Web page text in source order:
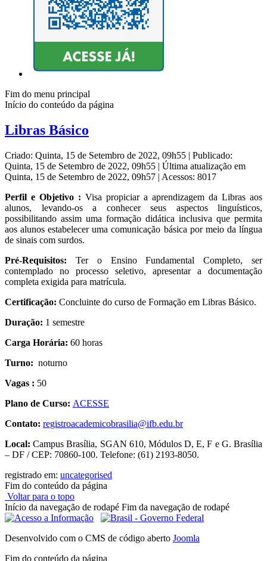
Fim do menu principal
Início do conteúdo da página
Libras Básico
Criado: Quinta, 15 de Setembro de 2022, 09h55 | Publicado:
Quinta, 15 de Setembro de 2022, 09h55 | Última atualização em
Quinta, 15 de Setembro de 2022, 09h57 | Acessos: 8017
Perfil e Objetivo : Visa propiciar a aprendizagem da Libras aos
alunos, levando-os a conhecer seus aspectos linguísticos,
possibilitando assim uma formação didática inclusiva que permita
aos alunos estabelecer uma comunicação básica por meio da língua
de sinais com surdos.
Pré-Requisitos: Ter o Ensino Fundamental Completo, ser
contemplado no processo seletivo, apresentar a documentação
completa exigida para matrícula.
Certificação: Concluinte do curso de Formação em Libras Básico.
Duração: 1 semestre
Carga Horária: 60 horas
Turno: noturno
Vagas : 50
Plano de Curso: ACESSE
Contato: registroacademicobrasilia@ifb.edu.br
Local:Campus Brasília, SGAN 610, Módulos D, E, F e G. Brasília
– DF / CEP: 70860-100. Telefone: (61) 2193-8050.
registrado em: uncategorised
Fim do conteúdo da página
Voltar para o topo
Início da navegação de rodapé Fim da navegação de rodapé
Desenvolvido com o CMS de código aberto Joomla
Fim do conteúdo da página